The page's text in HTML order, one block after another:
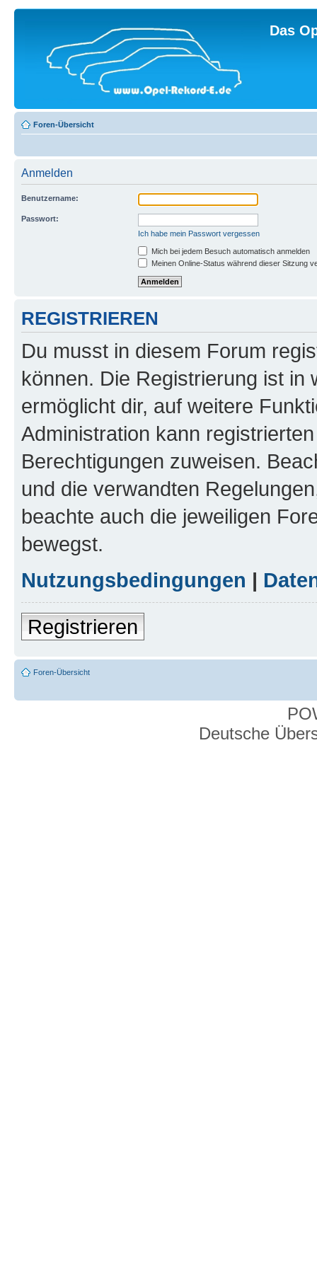
Das
Foren-Übersicht
Anmelden
Benutzername:
Passwort:
Ich habe mein Passwort vergessen
Mich bei jedem Besuch automatisch anmelden
Meinen Online-Status während dieser Sitzung
REGISTRIEREN
Du musst in diesem Forum
können. Die Registrierung ist in
ermöglicht dir, auf weitere
Administration kann
Berechtigungen zuweisen.
und die verwandten
beachte auch die jeweiligen
bewegst.
Nutzungsbedingungen |
Registrieren
Foren-Übersicht
Deutsche